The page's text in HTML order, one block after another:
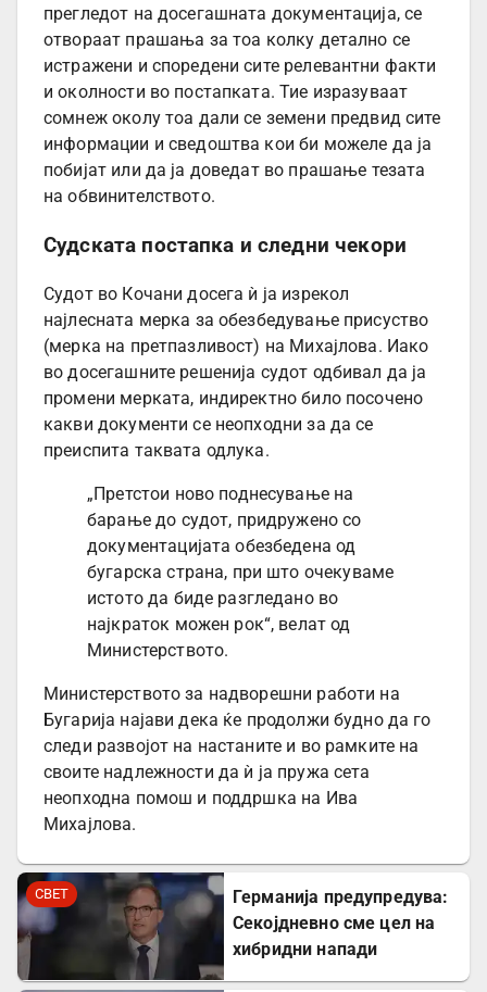
прегледот на досегашната документација, се
отвораат прашања за тоа колку детално се
истражени и споредени сите релевантни факти
и околности во постапката. Тие изразуваат
сомнеж околу тоа дали се земени предвид сите
информации и сведоштва кои би можеле да ја
побијат или да ја доведат во прашање тезата
на обвинителството.
Судската постапка и следни чекори
Судот во Кочани досега ѝ ја изрекол
најлесната мерка за обезбедување присуство
(мерка на претпазливост) на Михајлова. Иако
во досегашните решенија судот одбивал да ја
промени мерката, индиректно било посочено
какви документи се неопходни за да се
преиспита таквата одлука.
„Претстои ново поднесување на
барање до судот, придружено со
документацијата обезбедена од
бугарска страна, при што очекуваме
истото да биде разгледано во
најкраток можен рок“, велат од
Министерството.
Министерството за надворешни работи на
Бугарија најави дека ќе продолжи будно да го
следи развојот на настаните и во рамките на
своите надлежности да ѝ ја пружа сета
неопходна помош и поддршка на Ива
Михајлова.
СВЕТ
Германија предупредува:
Секојдневно сме цел на
хибридни напади